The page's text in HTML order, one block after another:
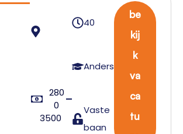
280
0
3500
40
Anders
Vaste
baan
be
kij
k
va
ca
tu